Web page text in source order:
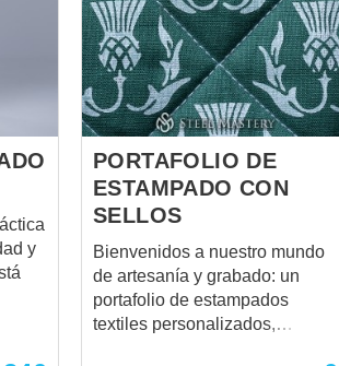
y
PORTAFOLIO DE
ESTAMPADO CON
SELLOS
Bienvenidos a nuestro mundo
de artesanía y grabado: un
portafolio de estampados
textiles personalizados,